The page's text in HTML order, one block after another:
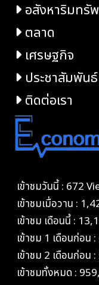
อสังหาริมทรั
ตลาด
เศรษฐกิจ
ประชาสัมพันธ์
ติดต่อเรา
เข้าชมวันนี้ : 672
เข้าชมเมื่อวาน :
เข้าชม เดือนนี้ :
เข้าชม 1 เดือนก่อน
เข้าชม 2 เดือนก่อน
เข้าชมทั้งหมด :